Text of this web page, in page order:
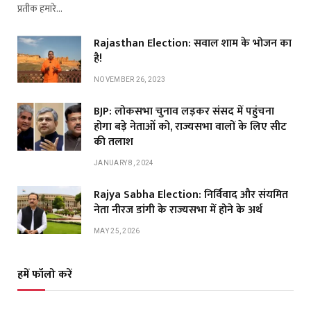
प्रतीक हमारे…
Rajasthan Election: सवाल शाम के भोजन का
है!
NOVEMBER 26, 2023
BJP: लोकसभा चुनाव लड़कर संसद में पहुंचना
होगा बड़े नेताओं को, राज्यसभा वालों के लिए सीट
की तलाश
JANUARY 8, 2024
Rajya Sabha Election: निर्विवाद और संयमित
नेता नीरज डांगी के राज्यसभा में होने के अर्थ
MAY 25, 2026
हमें फॉलो करें